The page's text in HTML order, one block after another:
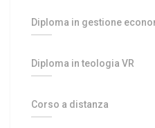
Diploma in gestione
Diploma in teologia VR
Corso a distanza